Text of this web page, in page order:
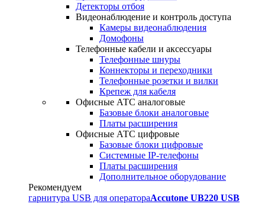
Детекторы отбоя
Видеонаблюдение и контроль доступа
Камеры видеонаблюдения
Домофоны
Телефонные кабели и аксессуары
Телефонные шнуры
Коннекторы и переходники
Телефонные розетки и вилки
Крепеж для кабеля
Офисные АТС аналоговые
Базовые блоки аналоговые
Платы расширения
Офисные АТС цифровые
Базовые блоки цифровые
Системные IP-телефоны
Платы расширения
Дополнительное оборудование
Рекомендуем
гарнитура USB для оператораAccutone UB220 USB